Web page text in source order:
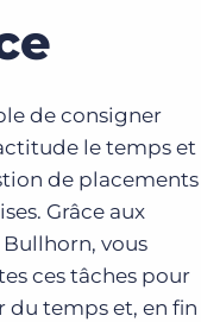
de consigner
le temps et
de placements
Grâce aux
vous
ces tâches pour
du temps et, en fin